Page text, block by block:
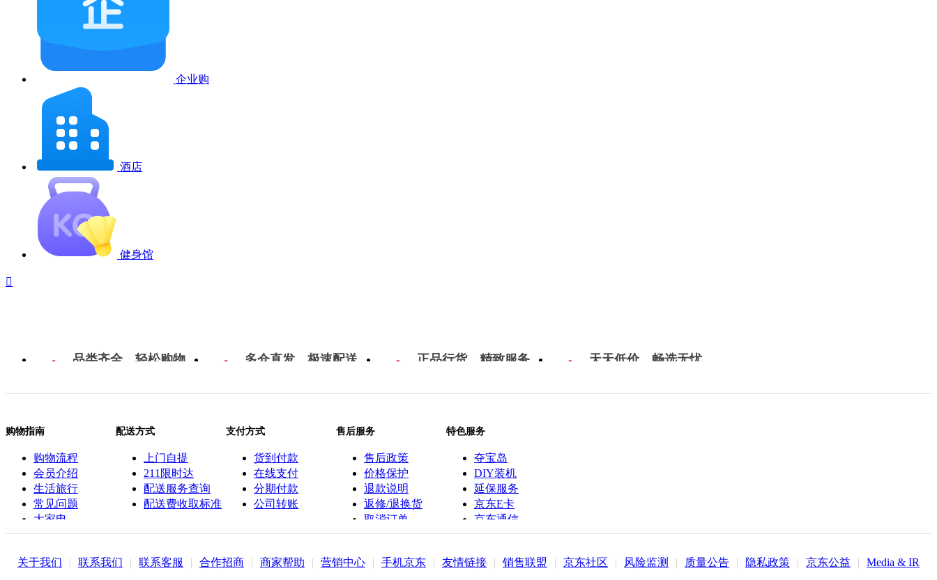
企业购
酒店
健身馆

品类齐全，轻松购物 多仓直发，极速配送 正品行货，精致服务 天天低价，畅选无忧
购物指南
购物流程
会员介绍
生活旅行
常见问题
大家电
联系客服
配送方式
上门自提
211限时达
配送服务查询
配送费收取标准
支付方式
货到付款
在线支付
分期付款
公司转账
售后服务
售后政策
价格保护
退款说明
返修/退换货
取消订单
特色服务
夺宝岛
DIY装机
延保服务
京东E卡
京东通信
京鱼座智能
关于我们 | 联系我们 | 联系客服 | 合作招商 | 商家帮助 | 营销中心 | 手机京东 | 友情链接 | 销售联盟 | 京东社区 | 风险监测 | 质量公告 | 隐私政策 | 京东公益 | Media & IR